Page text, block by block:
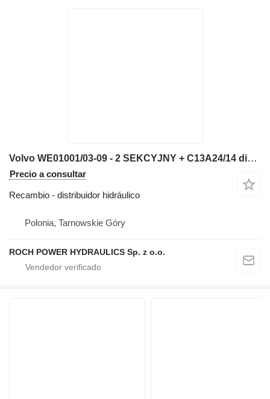
Volvo WE01001/03-09 - 2 SEKCYJNY + C13A24/14 distribuidor hidráulico para excavadora
Precio a consultar
Recambio - distribuidor hidráulico
Polonia, Tarnowskie Góry
ROCH POWER HYDRAULICS Sp. z o.o.